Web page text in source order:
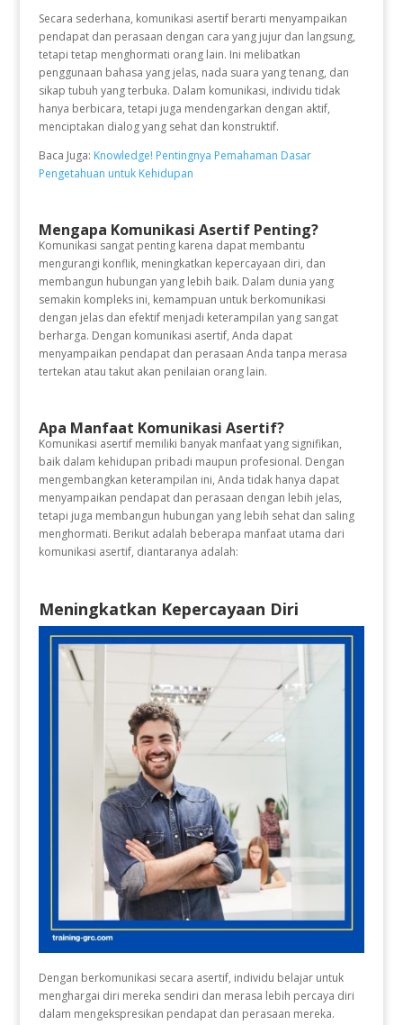
Secara sederhana, komunikasi asertif berarti menyampaikan
pendapat dan perasaan dengan cara yang jujur dan langsung,
tetapi tetap menghormati orang lain. Ini melibatkan
penggunaan bahasa yang jelas, nada suara yang tenang, dan
sikap tubuh yang terbuka. Dalam komunikasi, individu tidak
hanya berbicara, tetapi juga mendengarkan dengan aktif,
menciptakan dialog yang sehat dan konstruktif.
Baca Juga: Knowledge! Pentingnya Pemahaman Dasar
Pengetahuan untuk Kehidupan
Mengapa Komunikasi Asertif Penting?
Komunikasi sangat penting karena dapat membantu
mengurangi konflik, meningkatkan kepercayaan diri, dan
membangun hubungan yang lebih baik. Dalam dunia yang
semakin kompleks ini, kemampuan untuk berkomunikasi
dengan jelas dan efektif menjadi keterampilan yang sangat
berharga. Dengan komunikasi asertif, Anda dapat
menyampaikan pendapat dan perasaan Anda tanpa merasa
tertekan atau takut akan penilaian orang lain.
Apa Manfaat Komunikasi Asertif?
Komunikasi asertif memiliki banyak manfaat yang signifikan,
baik dalam kehidupan pribadi maupun profesional. Dengan
mengembangkan keterampilan ini, Anda tidak hanya dapat
menyampaikan pendapat dan perasaan dengan lebih jelas,
tetapi juga membangun hubungan yang lebih sehat dan saling
menghormati. Berikut adalah beberapa manfaat utama dari
komunikasi asertif, diantaranya adalah:
Meningkatkan Kepercayaan Diri
Dengan berkomunikasi secara asertif, individu belajar untuk
menghargai diri mereka sendiri dan merasa lebih percaya diri
dalam mengekspresikan pendapat dan perasaan mereka.